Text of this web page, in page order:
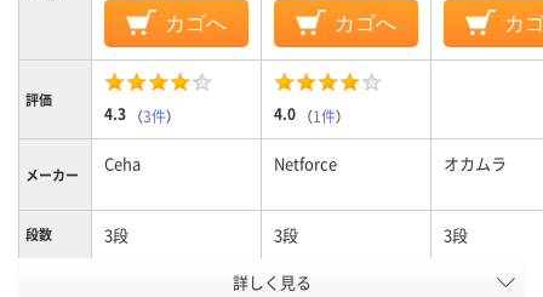
カゴへ カゴへ カ
評価
4.3 （3件） 4.0 （1件）
メーカー Ceha Netforce オカムラ
段数 3段 3段 3段
引違い扉タイプ 引違い扉タ
詳しく見る